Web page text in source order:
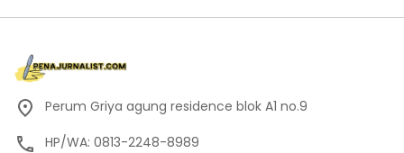
Perum Griya agung residence blok A1 no.9
HP/WA: 0813-2248-8989